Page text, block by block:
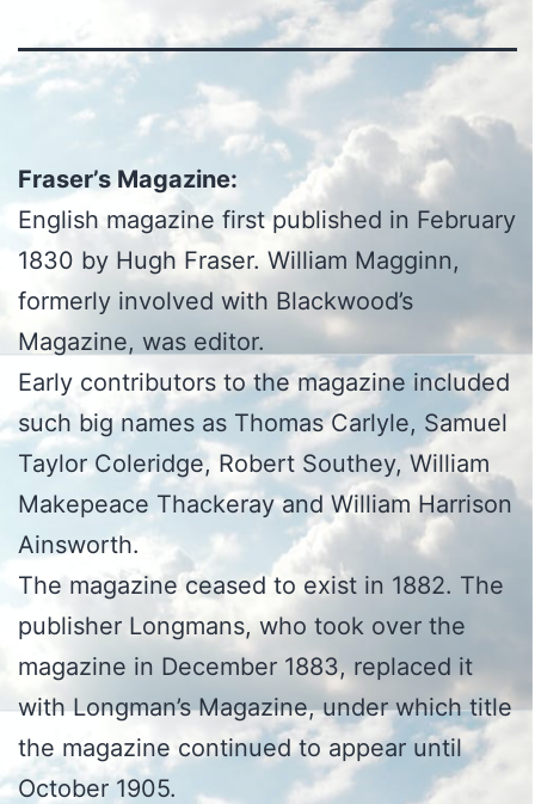
Fraser’s Magazine:
English magazine first published in February
1830 by Hugh Fraser. William Magginn,
formerly involved with Blackwood’s
Magazine, was editor.
Early contributors to the magazine included
such big names as Thomas Carlyle, Samuel
Taylor Coleridge, Robert Southey, William
Makepeace Thackeray and William Harrison
Ainsworth.
The magazine ceased to exist in 1882. The
publisher Longmans, who took over the
magazine in December 1883, replaced it
with Longman’s Magazine, under which title
the magazine continued to appear until
October 1905.